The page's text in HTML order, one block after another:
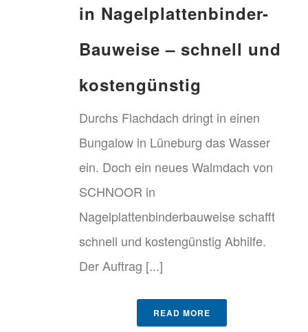
in Nagelplattenbinder-
Bauweise – schnell und
kostengünstig
Durchs Flachdach dringt in einen
Bungalow in Lüneburg das Wasser
ein. Doch ein neues Walmdach von
SCHNOOR in
Nagelplattenbinderbauweise schafft
schnell und kostengünstig Abhilfe.
Der Auftrag [...]
READ MORE